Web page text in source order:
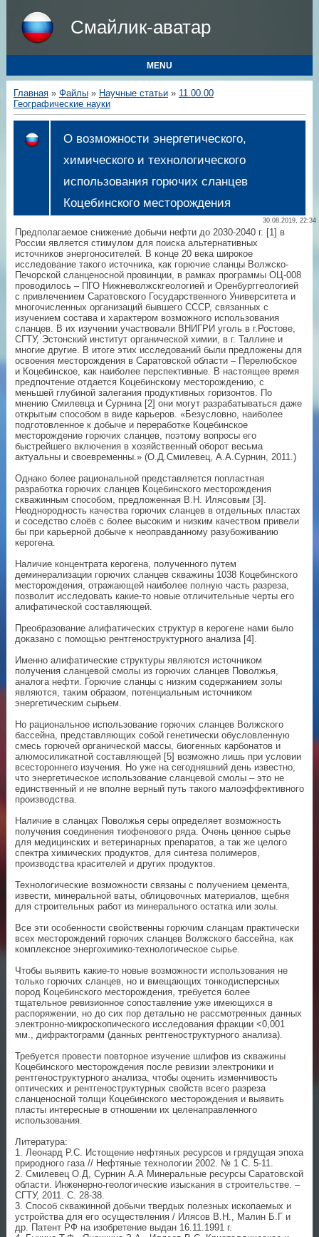
Смайлик-аватар
MENU
Главная» Файлы» Научные статьи» 11.00.00
Географические науки
О возможности энергетического,
химического и технологического
использования горючих сланцев
Коцебинского месторождения
30.08.2019, 22:34
Предполагаемое снижение добычи нефти до 2030-2040 г. [1] в
России является стимулом для поиска альтернативных
источников энергоносителей. В конце 20 века широкое
исследование такого источника, как горючие сланцы Волжско-
Печорской сланценосной провинции, в рамках программы ОЦ-008
проводилось – ПГО Нижневолжскгеологией и Оренбурггеологией
с привлечением Саратовского Государственного Университета и
многочисленных организаций бывшего СССР, связанных с
изучением состава и характером возможного использования
сланцев. В их изучении участвовали ВНИГРИ уголь в г.Ростове,
СГТУ, Эстонский институт органической химии, в г. Таллине и
многие другие. В итоге этих исследований были предложены для
освоения месторождения в Саратовской области – Перелюбское
и Коцебинское, как наиболее перспективные. В настоящее время
предпочтение отдается Коцебинскому месторождению, с
меньшей глубиной залегания продуктивных горизонтов. По
мнению Смилевца и Сурнина [2] они могут разрабатываться даже
открытым способом в виде карьеров. «Безусловно, наиболее
подготовленное к добыче и переработке Коцебинское
месторождение горючих сланцев, поэтому вопросы его
быстрейшего включения в хозяйственный оборот весьма
актуальны и своевременны.» (О.Д.Смилевец, А.А.Сурнин, 2011.)
Однако более рациональной представляется попластная
разработка горючих сланцев Коцебинского месторождения
скважинным способом, предложенная В.Н. Илясовым [3].
Неоднородность качества горючих сланцев в отдельных пластах
и соседство слоёв с более высоким и низким качеством привели
бы при карьерной добыче к неоправданному разубоживанию
керогена.
Наличие концентрата керогена, полученного путем
деминерализации горючих сланцев скважины 1038 Коцебинского
месторождения, отражающей наиболее полную часть разреза,
позволит исследовать какие-то новые отличительные черты его
алифатической составляющей.
Преобразование алифатических структур в керогене нами было
доказано с помощью рентгеноструктурного анализа [4].
Именно алифатические структуры являются источником
получения сланцевой смолы из горючих сланцев Поволжья,
аналога нефти. Горючие сланцы с низким содержанием золы
являются, таким образом, потенциальным источником
энергетическим сырьем.
Но рациональное использование горючих сланцев Волжского
бассейна, представляющих собой генетически обусловленную
смесь горючей органической массы, биогенных карбонатов и
алюмосиликатной составляющей [5] возможно лишь при условии
всестороннего изучения. Но уже на сегодняшний день известно,
что энергетическое использование сланцевой смолы – это не
единственный и не вполне верный путь такого малоэффективного
производства.
Наличие в сланцах Поволжья серы определяет возможность
получения соединения тиофенового ряда. Очень ценное сырье
для медицинских и ветеринарных препаратов, а так же целого
спектра химических продуктов, для синтеза полимеров,
производства красителей и других продуктов.
Технологические возможности связаны с получением цемента,
извести, минеральной ваты, облицовочных материалов, щебня
для строительных работ из минерального остатка или золы.
Все эти особенности свойственны горючим сланцам практически
всех месторождений горючих сланцев Волжского бассейна, как
комплексное энергохимико-технологическое сырье.
Чтобы выявить какие-то новые возможности использования не
только горючих сланцев, но и вмещающих тонкодисперсных
пород Коцебинского месторождения, требуется более
тщательное ревизионное сопоставление уже имеющихся в
распоряжении, но до сих пор детально не рассмотренных данных
электронно-микроскопического исследования фракции <0,001
мм., дифрактограмм (данных рентгеноструктурного анализа).
Требуется провести повторное изучение шлифов из скважины
Коцебинского месторождения после ревизии электроники и
рентгеноструктурного анализа, чтобы оценить изменчивость
оптических и рентгеноструктурных свойств всего разреза
сланценосной толщи Коцебинского месторождения и выявить
пласты интересные в отношении их целенаправленного
использования.
Литература:
1. Леонард Р.С. Истощение нефтяных ресурсов и грядущая эпоха
природного газа // Нефтяные технологии 2002. № 1 С. 5-11.
2. Смилевец О.Д, Сурнин А.А Минеральные ресурсы Саратовской
области. Инженерно-геологические изыскания в строительстве. –
СГТУ, 2011. С. 28-38.
3. Способ скважинной добычи твердых полезных ископаемых и
устройства для его осуществления / Илясов В.Н., Малин Б.Г и
др. Патент РФ на изобретение выдан 16.11.1991 г.